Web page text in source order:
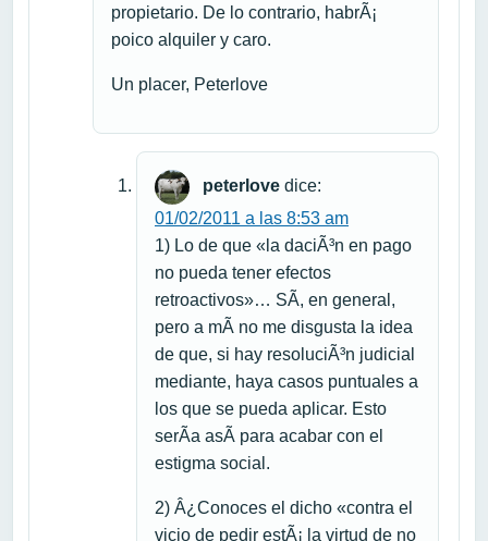
propietario. De lo contrario, habrÃ¡
poico alquiler y caro.
Un placer, Peterlove
peterlove dice:
01/02/2011 a las 8:53 am
1) Lo de que «la daciÃ³n en pago
no pueda tener efectos
retroactivos»… SÃ­, en general,
pero a mÃ­ no me disgusta la idea
de que, si hay resoluciÃ³n judicial
mediante, haya casos puntuales a
los que se pueda aplicar. Esto
serÃ­a asÃ­ para acabar con el
estigma social.
2) Â¿Conoces el dicho «contra el
vicio de pedir estÃ¡ la virtud de no